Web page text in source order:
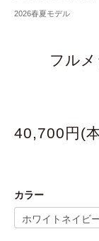
2026春夏モデル
フル
40,700円(
カラー